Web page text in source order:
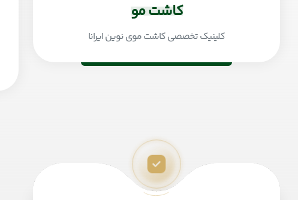
کاشت مو
کلینیک تخصصی کاشت موی نوین ایرانا